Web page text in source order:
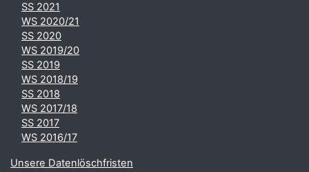
SS 2021
WS 2020/21
SS 2020
WS 2019/20
SS 2019
WS 2018/19
SS 2018
WS 2017/18
SS 2017
WS 2016/17
Unsere Datenlöschfristen